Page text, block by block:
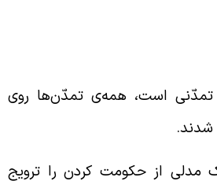
است، همه‌ی تمدّن‌ها روی
از حکومت کردن را ترویج